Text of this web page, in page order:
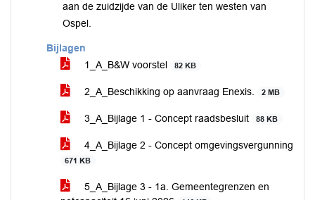
aan de zuidzijde van de Uliker ten westen van
Ospel.
Bijlagen
1_A_B&W voorstel
82 KB
2_A_Beschikking op aanvraag Enexis. 2 MB
3_A_Bijlage 1 - Concept raadsbesluit 88 KB
4_A_Bijlage 2 - Concept omgevingsvergunning
671 KB
5_A_Bijlage 3 - 1a. Gemeentegrenzen en